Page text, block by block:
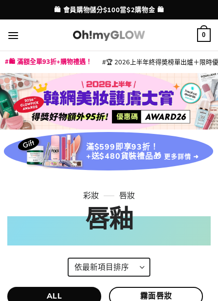
to
content
配送港澳
💳 支援消費券、FPS、八達通、PAYME、信用卡付款
0
🛍️ 滿額全單93折+購物禮遇！ 🏆 2026上半年終得奬榜單出爐＋限時
滿$599即享93折！
+送$480貨裝禮品🎁 更多詳情 ➜
彩妝 唇妝
唇釉
ALL 霧面唇妝